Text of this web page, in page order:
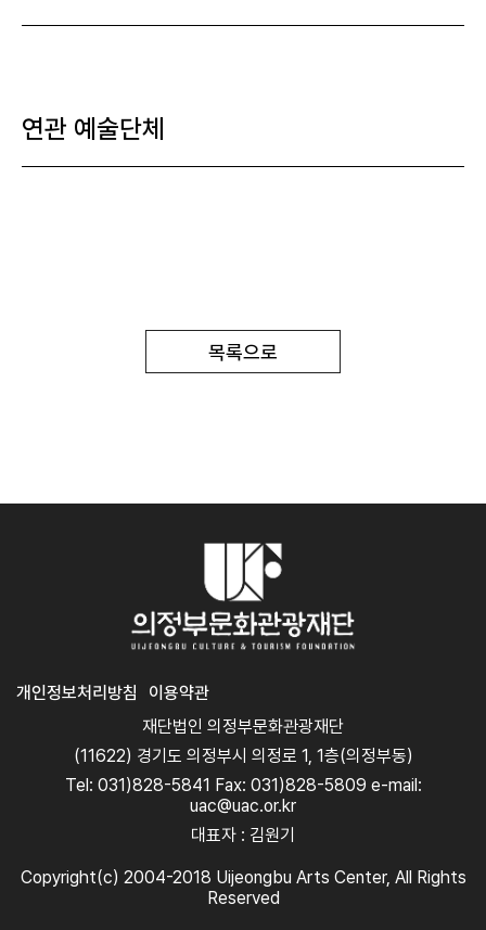
연관 예술단체
목록으로
개인정보처리방침
이용약관
재단법인 의정부문화관광재단
(11622) 경기도 의정부시 의정로 1, 1층(의정부동)
Tel: 031)828-5841 Fax: 031)828-5809 e-mail:
uac@uac.or.kr
대표자 : 김원기
Copyright(c) 2004-2018 Uijeongbu Arts Center, All Rights
Reserved